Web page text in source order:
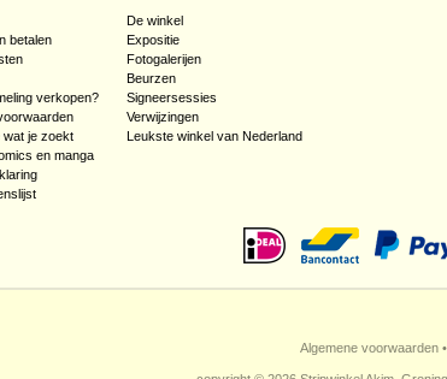
betalen
verkopen?
wat je zoekt
en manga
De winkel
Expositie
Fotogalerijen
Beurzen
Signeersessies
Verwijzingen
Leukste winkel van Nederland
Algemene voorwaarden •